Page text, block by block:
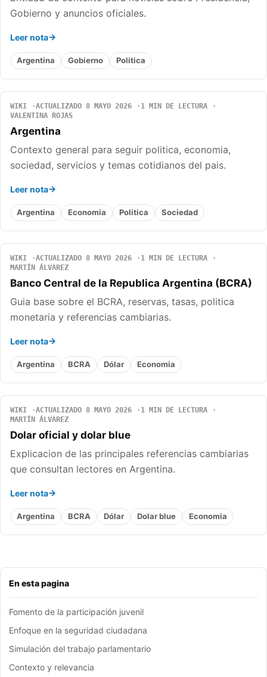
En esta pagina
Fomento de la participación juvenil
Enfoque en la seguridad ciudadana
Simulación del trabajo parlamentario
Contexto y relevancia
Gobierno y anuncios oficiales.
Leer nota
Argentina Gobierno Politica
WIKI ACTUALIZADO 8 MAYO 2026
1 MIN DE LECTURA
VALENTINA ROJAS
Argentina
Contexto general para seguir politica, economia,
sociedad, servicios y temas cotidianos del pais.
Leer nota
Argentina Economia Politica Sociedad
WIKI ACTUALIZADO 8 MAYO 2026
1 MIN DE LECTURA
MARTÍN ÁLVAREZ
Banco Central de la Republica Argentina (BCRA)
Guia base sobre el BCRA, reservas, tasas, politica
monetaria y referencias cambiarias.
Leer nota
Argentina BCRA Dólar Economia
WIKI ACTUALIZADO 8 MAYO 2026
1 MIN DE LECTURA
MARTÍN ÁLVAREZ
Dolar oficial y dolar blue
Explicacion de las principales referencias cambiarias
que consultan lectores en Argentina.
Leer nota
Argentina BCRA Dólar Dolar blue Economia